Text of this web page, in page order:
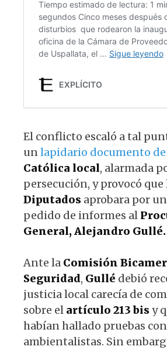
El conflicto escaló a tal
unlapidario documento
Católica local, alarmada
persecución, y provocó que
Diputados aprobara por
pedido de informes al
General, Alejandro Gullé.
Ante la Comisión
Seguridad, Gullé debió
justicia local carecía de
sobre el artículo 213 bisy
habían hallado pruebas
ambientalistas. Sin